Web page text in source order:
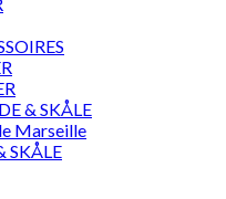
& SKÅLE
Marseille
SKÅLE